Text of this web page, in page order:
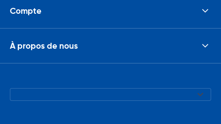
Compte
À propos de nous